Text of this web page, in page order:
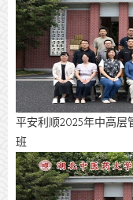
平安利顺2025年中高层
班